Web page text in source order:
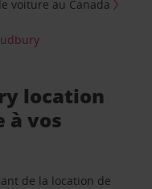
voiture au Canada
location
à vos
de la location de